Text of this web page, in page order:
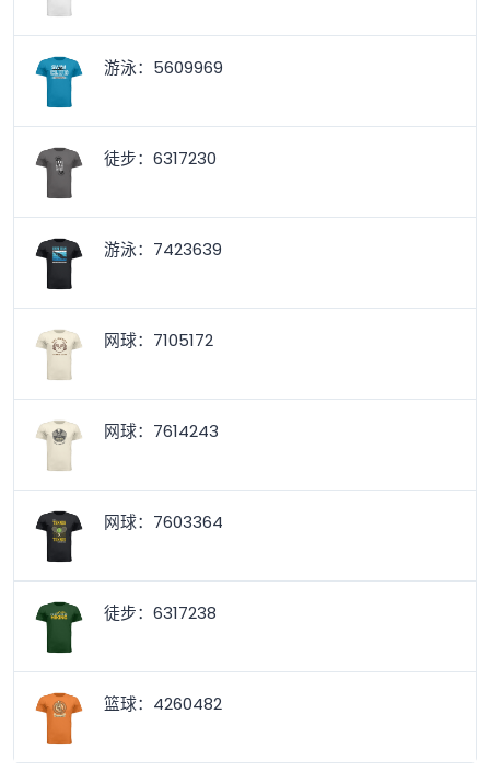
游泳：5609969
徒步：6317230
游泳：7423639
网球：7105172
网球：7614243
网球：7603364
徒步：6317238
篮球：4260482